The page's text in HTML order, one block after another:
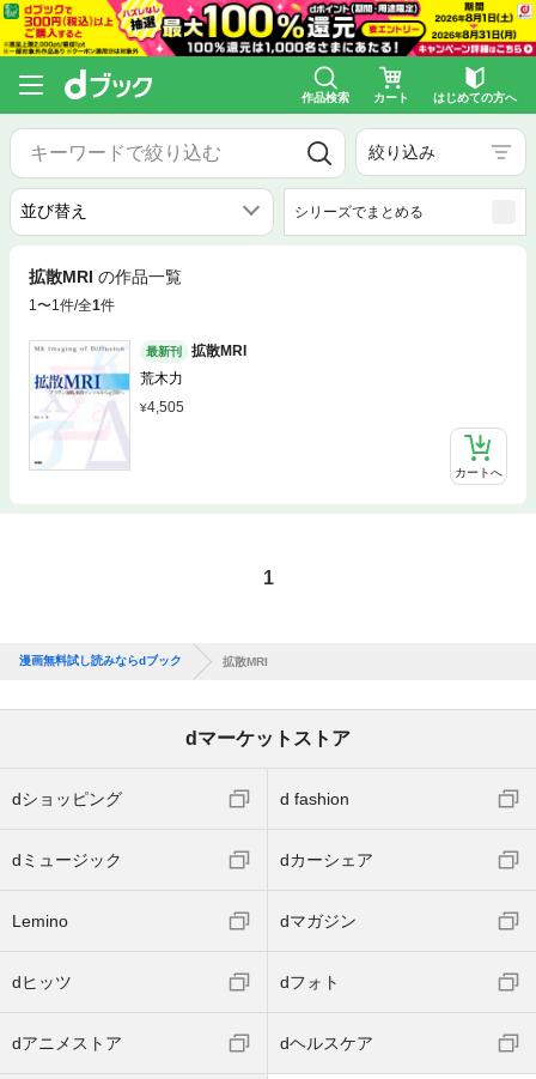
作品検索 カート はじめての方へ
絞り込み
シリーズでまとめる
拡散MRI の作品一覧
1〜1件/全1件
最新刊
拡散MRI
荒木力
4,505
カートへ
1
漫画無料試し読みならdブック 拡散MRI
dマーケットストア
dショッピング d fashion
dミュージック dカーシェア
Lemino dマガジン
dヒッツ dフォト
dアニメストア dヘルスケア